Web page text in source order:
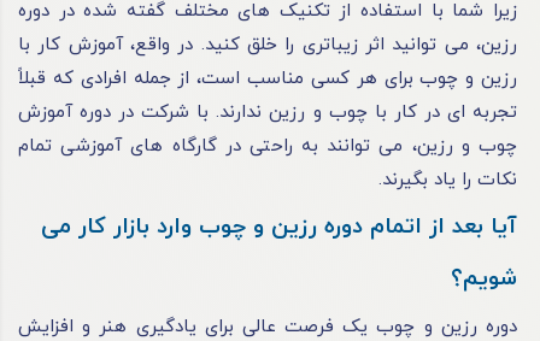
زیرا شما با استفاده از تکنیک‌ های مختلف گفته شده در دوره
رزین، می‌ توانید اثر زیباتری را خلق کنید. در واقع، آموزش کار با
رزین و چوب برای هر کسی مناسب است، از جمله افرادی که قبلاً
تجربه ‌ای در کار با چوب و رزین ندارند. با شرکت در دوره آموزش
چوب و رزین، می توانند به راحتی در گارگاه های آموزشی تمام
نکات را یاد بگیرند.
آیا بعد از اتمام دوره رزین و چوب وارد بازار کار می
شویم؟
دوره رزین و چوب یک فرصت عالی برای یادگیری هنر و افزایش